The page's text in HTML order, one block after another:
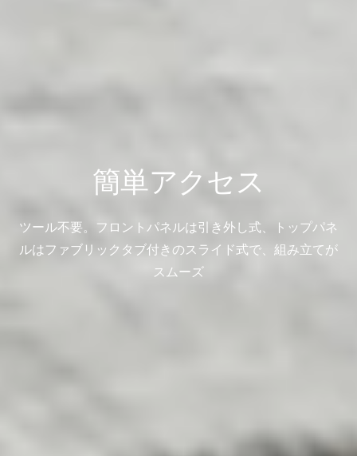
簡単アクセス
ツール不要。フロント パネルは引き外し式、 トップパネ
ルはファブリックタブ付きのスライド式で、組み立てが
スムーズ